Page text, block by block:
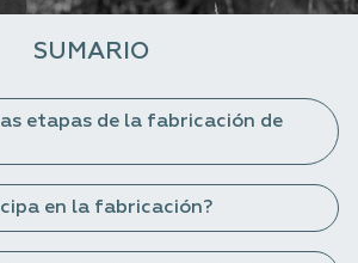
SUMARIO
etapas de la fabricación de
en la fabricación?